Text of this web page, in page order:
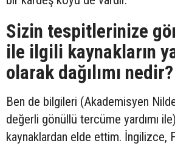
Sizin tespitlerinize
ile ilgili kaynakların
olarak dağılımı nedir?
Ben de bilgileri (Akademisyen
değerli gönüllü tercüme yardımı
kaynaklardan elde ettim. İngilizce,